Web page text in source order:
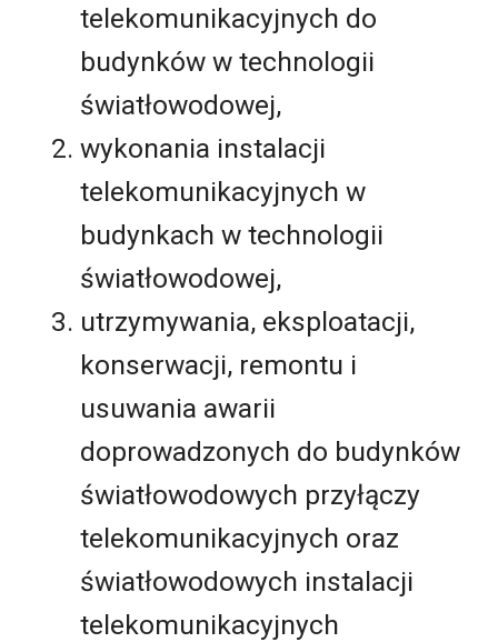
telekomunikacyjnych do
budynków w technologii
światłowodowej,
wykonania instalacji
telekomunikacyjnych w
budynkach w technologii
światłowodowej,
utrzymywania, eksploatacji,
konserwacji, remontu i
usuwania awarii
doprowadzonych do budynków
światłowodowych przyłączy
telekomunikacyjnych oraz
światłowodowych instalacji
telekomunikacyjnych